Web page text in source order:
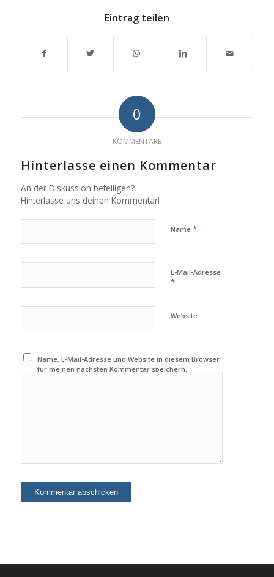
Eintrag teilen
0
KOMMENTARE
Hinterlasse einen Kommentar
An der Diskussion beteiligen?
Hinterlasse uns deinen Kommentar!
Name *
E-Mail-Adresse
*
Website
Name, E-Mail-Adresse und Website in diesem Browser
für meinen nächsten Kommentar speichern.